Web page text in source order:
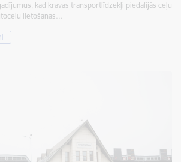
kad kravas transportlīdzekļi piedalījās ceļu
lietošanas…